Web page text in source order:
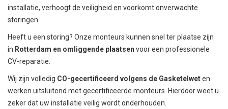
installatie, verhoogt de veiligheid en voorkomt onverwachte
storingen.
Heeft u een storing? Onze monteurs kunnen snel ter plaatse zijn
in Rotterdam en omliggende plaatsen voor een professionele
CV-reparatie.
Wij zijn volledig CO-gecertificeerd volgens de Gasketelweten
werken uitsluitend met gecertificeerde monteurs. Hierdoor weet u
zeker dat uw installatie veilig wordt onderhouden.